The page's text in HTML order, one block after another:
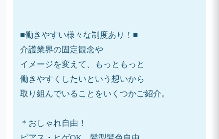
■働きやすい様々な制度あり！■
介護業界の固定観念や
イメージを変えて、もっともっと
働きやすくしたいという想いから
取り組んでいることをいくつかご紹介。
＊おしゃれ自由！